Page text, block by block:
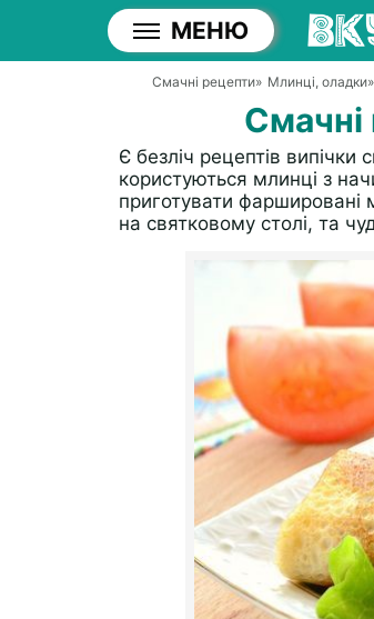
МЕНЮ
Смачні рецепти» Млинці, оладки»
Є безліч рецептів
користуються млинці з
приготувати фаршировані
на святковому столі, та